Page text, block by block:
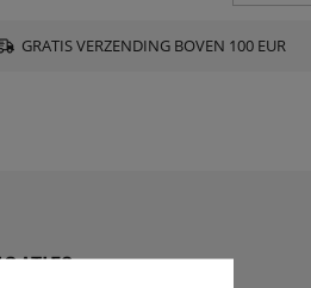
GRATIS VERZENDING BOVEN 100 EUR